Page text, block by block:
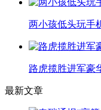
两小孩低头玩手
路虎揽胜进军豪
最新文章